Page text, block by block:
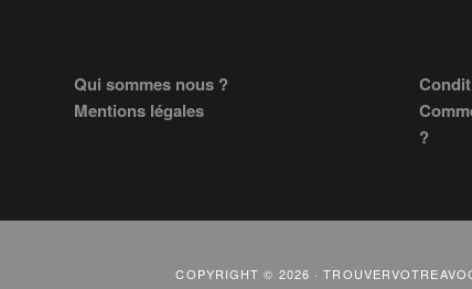
FooterQui sommes nous ?
Mentions légales
?
COPYRIGHT © 2026 ·